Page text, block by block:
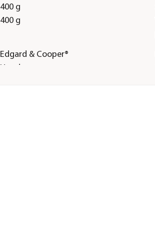
400 g
400 g
Edgard & Cooper®
Hunde